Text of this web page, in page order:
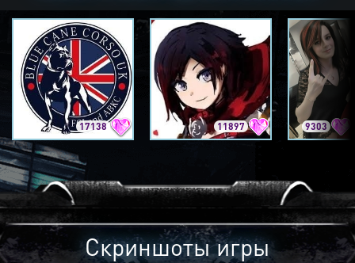
17138 11897 9303
Скриншоты игры